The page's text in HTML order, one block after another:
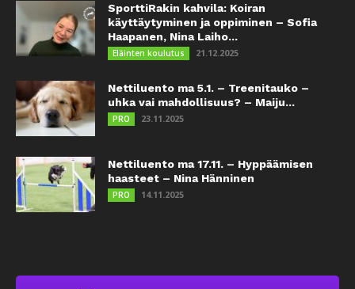
SporttiRakin kahvila: Koiran
käyttäytyminen ja oppiminen – Sofia
Haapanen, Nina Laiho...
Eläinten koulutus 21.12.2025
Nettiluento ma 5.1. – Treenitauko –
uhka vai mahdollisuus? – Maiju...
PRO 23.11.2025
Nettiluento ma 17.11. – Hyppäämisen
haasteet – Nina Hänninen
PRO 14.11.2025